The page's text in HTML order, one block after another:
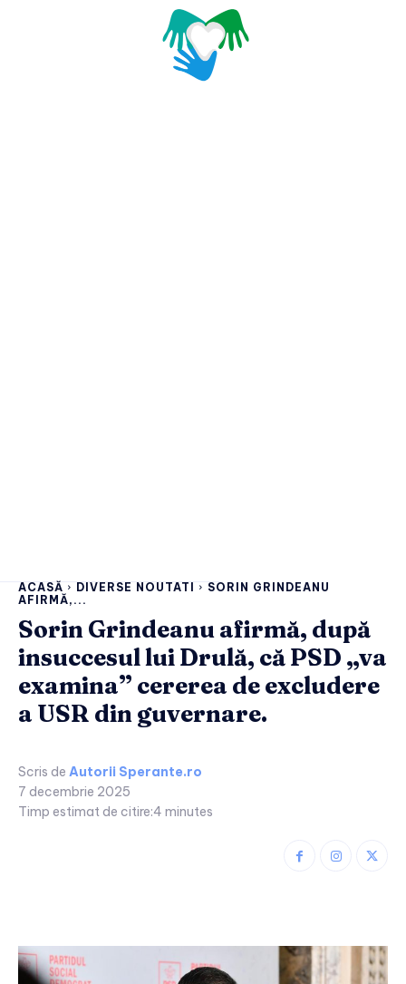
ACASĂ DIVERSE NOUTATI
SORIN GRINDEANU
AFIRMĂ,...
Sorin Grindeanu afirmă, după
insuccesul lui Drulă, că PSD „va
examina” cererea de excludere
a USR din guvernare.
Scris de Autorii Sperante.ro
7 decembrie 2025
Timp estimat de citire:4 minutes